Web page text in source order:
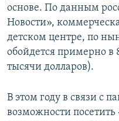
основе. По данным
Новости»,
детском центре, по
обойдется примерно в
тысячи долларов).
В этом году в связи с
возможности